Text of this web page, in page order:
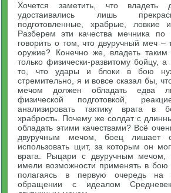
Хочется заметить, что владеть
удостаивались лишь
подготовленные, храбрые, ловкие
Разберем эти качества мечника по
говорить о том, что двуручный меч –
оружие? Конечно же, владеть
только физически-развитому бойцу,
то, что удары и блоки в бою
стремительно, я и вовсе сказал бы,
мечом должен обладать едва
физической подготовкой,
анализировать тактику врага в
храбрость. Почему же солдат с
обладать этими качествами? Всё
двуручным мечом, боец лишает
использовать щит, за которым он
врага. Рыцари с двуручным мечом,
имели возможности применять в бою
полагаясь в первую очередь
обращении с идеалом